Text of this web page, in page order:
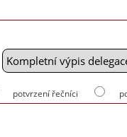
potvrzení řečníci